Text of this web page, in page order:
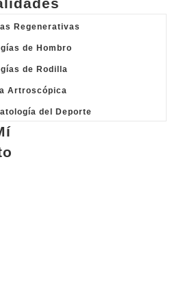
Regenerativas
de Hombro
de Rodilla
Artroscópica
del Deporte